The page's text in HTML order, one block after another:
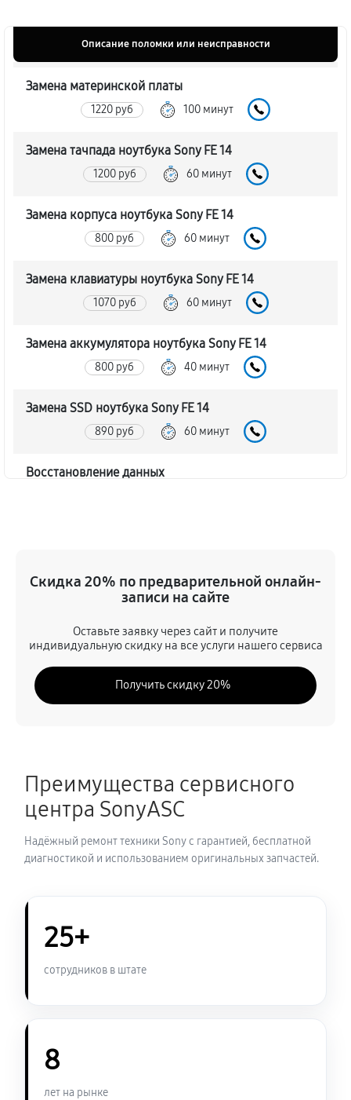
Описание поломки или неисправности
Замена материнской платы
1220 руб 100 минут
Замена тачпада ноутбука Sony FE 14
1200 руб 60 минут
Замена корпуса ноутбука Sony FE 14
800 руб 60 минут
Замена клавиатуры ноутбука Sony FE 14
1070 руб 60 минут
Замена аккумулятора ноутбука Sony FE 14
800 руб 40 минут
Замена SSD ноутбука Sony FE 14
890 руб 60 минут
Восстановление данных
Замена экрана ноутбука Sony FE 14
80 минут
Замена шлейфа матрицы
890 руб 60 минут
Замена системы охлаждения
950 руб
Замена оперативной памяти
Замена микрофона ноутбука Sony FE 14
Замена USB порта ноутбука Sony FE 14
Скидка 20% по предварительной онлайн-
записи на сайте
Оставьте заявку через сайт и получите
индивидуальную скидку на все услуги нашего сервиса
Получить скидку 20%
Преимущества сервисного
центра SonyASC
Надёжный ремонт техники Sony с гарантией, бесплатной
диагностикой и использованием оригинальных запчастей.
25+
сотрудников в штате
8
лет на рынке